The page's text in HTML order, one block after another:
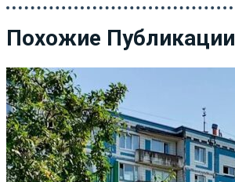
Похожие Публикации